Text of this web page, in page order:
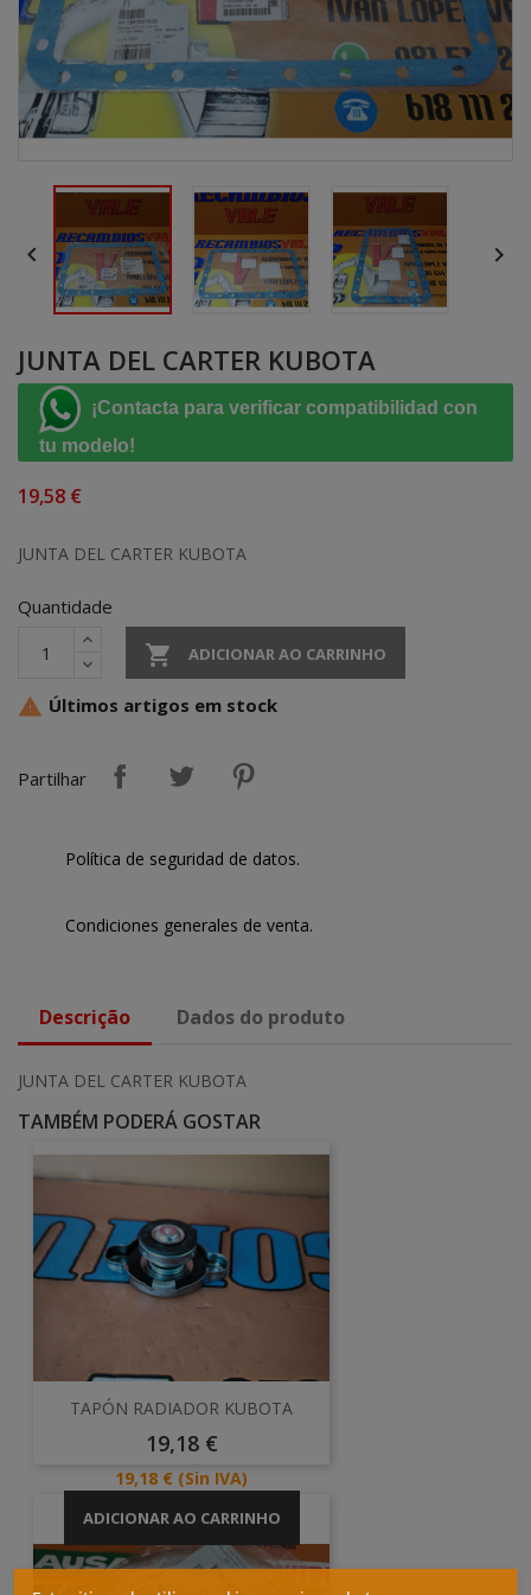
 
JUNTA DEL CARTER KUBOTA
¡Contacta para verificar compatibilidad con
tu modelo!
19,58 €
JUNTA DEL CARTER KUBOTA
Quantidade
 ADICIONAR AO CARRINHO
 Últimos artigos em stock
Partilhar
Política de seguridad de datos.
Condiciones generales de venta.
Descrição Dados do produto
JUNTA DEL CARTER KUBOTA
TAMBÉM PODERÁ GOSTAR
TAPÓN RADIADOR KUBOTA
Preço
19,18 €
Preço
19,18 € (Sin IVA)
ADICIONAR AO CARRINHO